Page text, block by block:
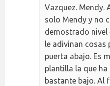
Vazquez. Mendy.
solo Mendy y no
demostrado nivel
le adivinan cosas
puerta abajo. Es
plantilla la que
bastante bajo. Al